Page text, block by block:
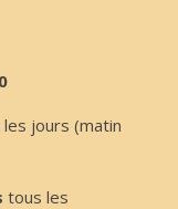
jours (matin
tous les